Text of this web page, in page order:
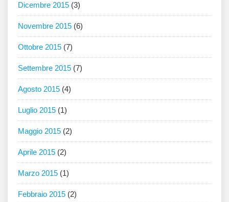
Dicembre 2015 (3)
Novembre 2015 (6)
Ottobre 2015 (7)
Settembre 2015 (7)
Agosto 2015 (4)
Luglio 2015 (1)
Maggio 2015 (2)
Aprile 2015 (2)
Marzo 2015 (1)
Febbraio 2015 (2)